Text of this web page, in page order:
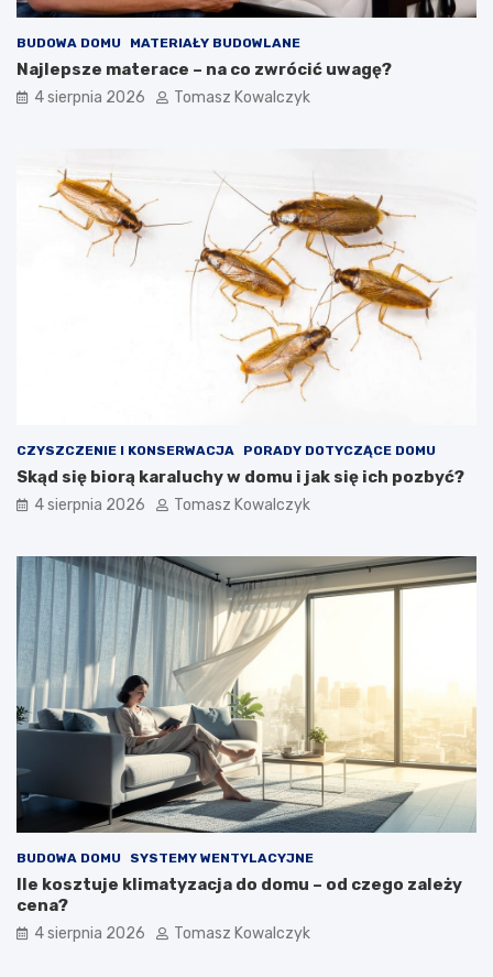
BUDOWA DOMU MATERIAŁY BUDOWLANE
Najlepsze materace – na co zwrócić uwagę?
4 sierpnia 2026 Tomasz Kowalczyk
CZYSZCZENIE I KONSERWACJA PORADY DOTYCZĄCE DOMU
Skąd się biorą karaluchy w domu i jak się ich pozbyć?
4 sierpnia 2026 Tomasz Kowalczyk
BUDOWA DOMU SYSTEMY WENTYLACYJNE
Ile kosztuje klimatyzacja do domu – od czego zależy
cena?
4 sierpnia 2026 Tomasz Kowalczyk